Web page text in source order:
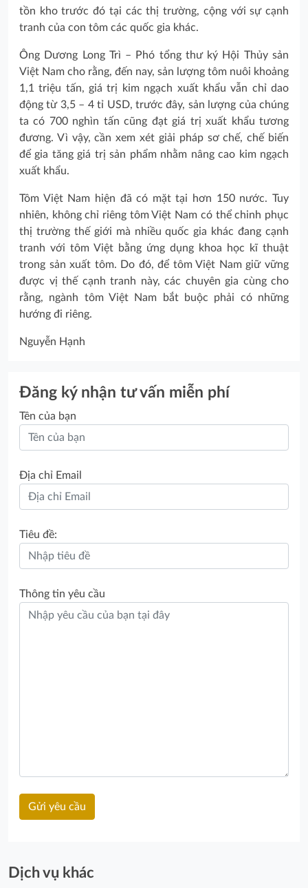
tồn kho trước đó tại các thị trường, cộng với sự cạnh
tranh của con tôm các quốc gia khác.
Ông Dương Long Trì – Phó tổng thư ký Hội Thủy sản
Việt Nam cho rằng, đến nay, sản lượng tôm nuôi khoảng
1,1 triệu tấn, giá trị kim ngạch xuất khẩu vẫn chỉ dao
động từ 3,5 – 4 tỉ USD, trước đây, sản lượng của chúng
ta có 700 nghìn tấn cũng đạt giá trị xuất khẩu tương
đương. Vì vậy, cần xem xét giải pháp sơ chế, chế biến
để gia tăng giá trị sản phẩm nhằm nâng cao kim ngạch
xuất khẩu.
Tôm Việt Nam hiện đã có mặt tại hơn 150 nước. Tuy
nhiên, không chỉ riêng tôm Việt Nam có thể chinh phục
thị trường thế giới mà nhiều quốc gia khác đang cạnh
tranh với tôm Việt bằng ứng dụng khoa học kĩ thuật
trong sản xuất tôm. Do đó, để tôm Việt Nam giữ vững
được vị thế cạnh tranh này, các chuyên gia cùng cho
rằng, ngành tôm Việt Nam bắt buộc phải có những
hướng đi riêng.
Nguyễn Hạnh
Đăng ký nhận tư vấn miễn phí
Tên của bạn
Địa chỉ Email
Tiêu đề:
Thông tin yêu cầu
Dịch vụ khác